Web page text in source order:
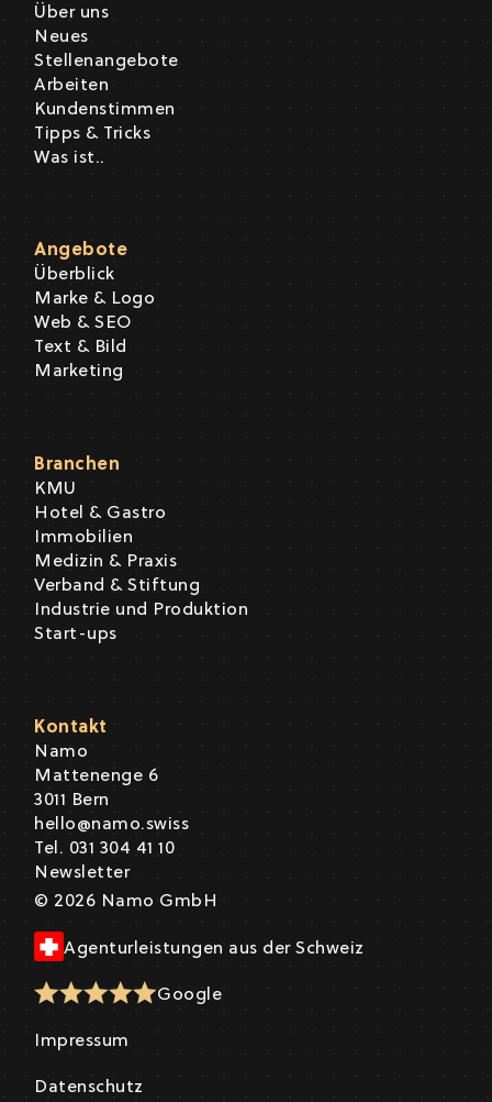
Über uns
Neues
Stellenangebote
Arbeiten
Kundenstimmen
Tipps & Tricks
Was ist..
Angebote
Überblick
Marke & Logo
Web & SEO
Text & Bild
Marketing
Branchen
KMU
Hotel & Gastro
Immobilien
Medizin & Praxis
Verband & Stiftung
Industrie und Produktion
Start-ups
Kontakt
Namo
Mattenenge 6
3011 Bern
hello@namo.swiss
Tel. 031 304 41 10
Newsletter
© 2026 Namo GmbH
Agenturleistungen aus der Schweiz
Google
Impressum
Datenschutz